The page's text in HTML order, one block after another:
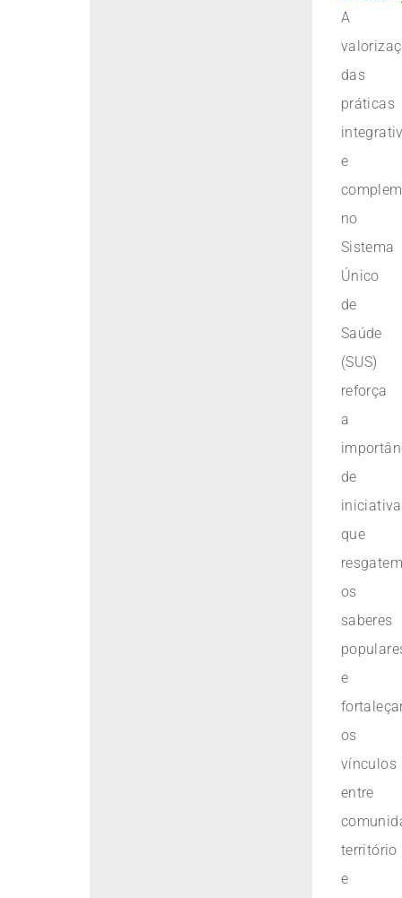
A
das
práticas
e
no
Sistema
Único
de
Saúde
(SUS)
reforça
a
de
que
os
saberes
e
os
vínculos
entre
território
e